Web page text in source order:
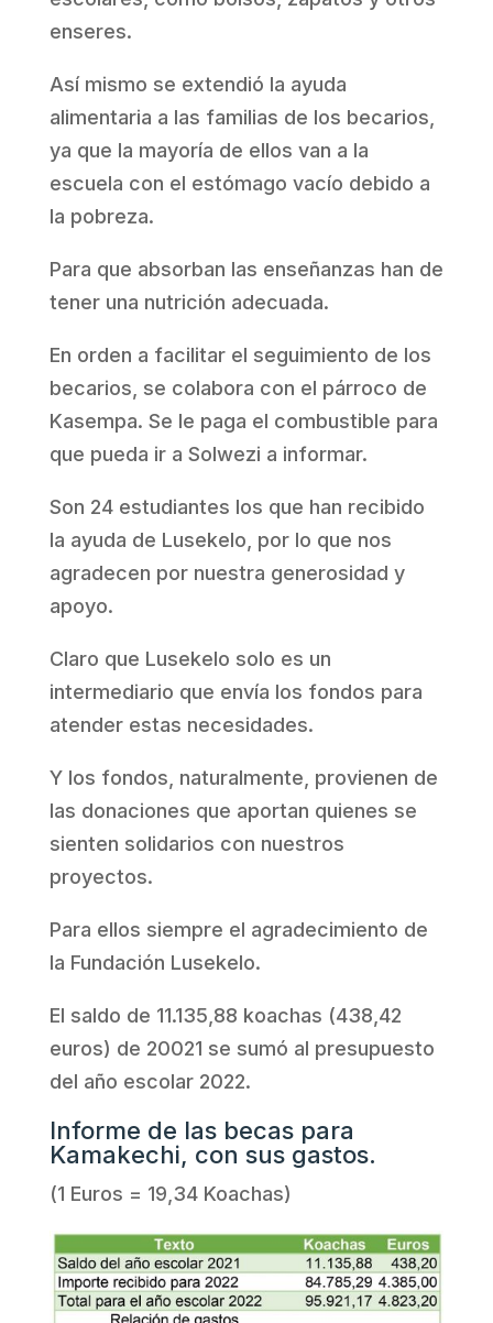
enseres.
Así mismo se extendió la ayuda
alimentaria a las familias de los becarios,
ya que la mayoría de ellos van a la
escuela con el estómago vacío debido a
la pobreza.
Para que absorban las enseñanzas han de
tener una nutrición adecuada.
En orden a facilitar el seguimiento de los
becarios, se colabora con el párroco de
Kasempa. Se le paga el combustible para
que pueda ir a Solwezi a informar.
Son 24 estudiantes los que han recibido
la ayuda de Lusekelo, por lo que nos
agradecen por nuestra generosidad y
apoyo.
Claro que Lusekelo solo es un
intermediario que envía los fondos para
atender estas necesidades.
Y los fondos, naturalmente, provienen de
las donaciones que aportan quienes se
sienten solidarios con nuestros
proyectos.
Para ellos siempre el agradecimiento de
la Fundación Lusekelo.
El saldo de 11.135,88 koachas (438,42
euros) de 20021 se sumó al presupuesto
del año escolar 2022.
Informe de las becas para
Kamakechi, con sus gastos.
(1 Euros = 19,34 Koachas)